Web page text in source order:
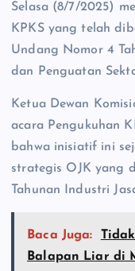
Selasa (8/7/2025)
KPKS yang telah
Undang Nomor 4
dan Penguatan
Ketua Dewan
acara Pengukuhan
bahwa inisiatif ini
strategis OJK yang
Tahunan Industri
Baca Juga:
Balapan Liar di